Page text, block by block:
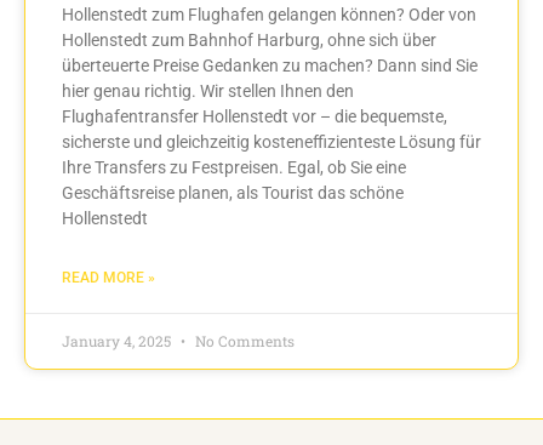
Hollenstedt zum Flughafen gelangen können? Oder von
Hollenstedt zum Bahnhof Harburg, ohne sich über
überteuerte Preise Gedanken zu machen? Dann sind Sie
hier genau richtig. Wir stellen Ihnen den
Flughafentransfer Hollenstedt vor – die bequemste,
sicherste und gleichzeitig kosteneffizienteste Lösung für
Ihre Transfers zu Festpreisen. Egal, ob Sie eine
Geschäftsreise planen, als Tourist das schöne
Hollenstedt
READ MORE »
January 4, 2025 No Comments